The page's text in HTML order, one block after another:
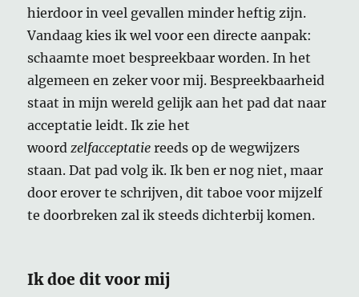
hierdoor in veel gevallen minder heftig zijn.
Vandaag kies ik wel voor een directe aanpak:
schaamte moet bespreekbaar worden. In het
algemeen en zeker voor mij. Bespreekbaarheid
staat in mijn wereld gelijk aan het pad dat naar
acceptatie leidt. Ik zie het
woordzelfacceptatie reeds op de wegwijzers
staan. Dat pad volg ik. Ik ben er nog niet, maar
door erover te schrijven, dit taboe voor mijzelf
te doorbreken zal ik steeds dichterbij komen.
Ik doe dit voor mij